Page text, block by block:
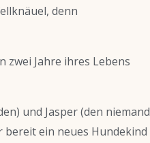
denn
zwei Jahre ihres Lebens
und Jasper (den niemand
bereit ein neues Hundekind